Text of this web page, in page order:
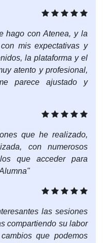
hago con Atenea, y la
mis expectativas y
la plataforma y el
atento y profesional,
parece ajustado y
que he realizado,
con numerosos
que acceder para
las sesiones
compartiendo su labor
que podemos